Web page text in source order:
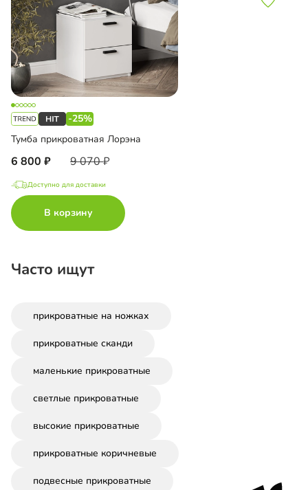
-25%
Тумба прикроватная Лорэна
6 800 9 070
Доступно для доставки
В корзину
Часто ищут
прикроватные на ножках
прикроватные сканди
маленькие прикроватные
светлые прикроватные
высокие прикроватные
прикроватные коричневые
подвесные прикроватные